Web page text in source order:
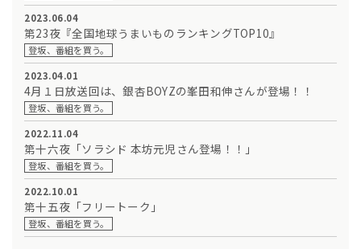
2023.06.04
第23夜『全国地球うまいものランキングTOP10』
登坂、番組を買う。
2023.04.01
4月１日放送回は、銀杏BOYZの峯田和伸さんが登場！！
登坂、番組を買う。
2022.11.04
第十六夜「ソラシド 本坊元児さん登場！！」
登坂、番組を買う。
2022.10.01
第十五夜「フリートーク」
登坂、番組を買う。